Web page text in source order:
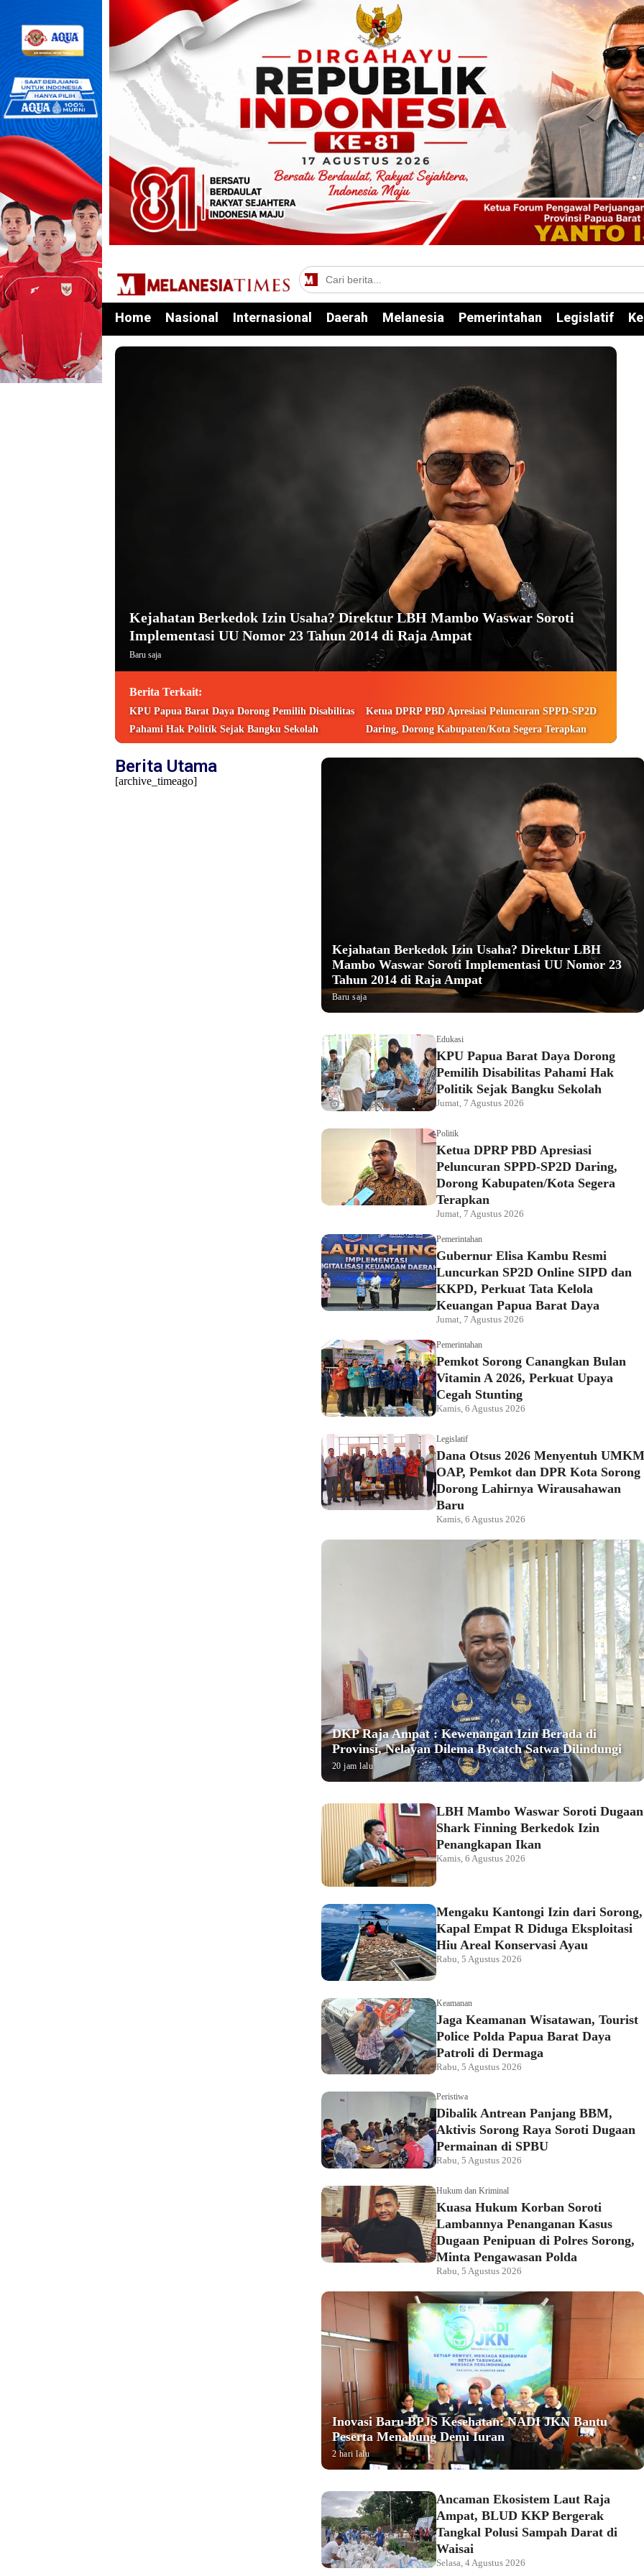
Home Nasional Internasional Daerah Melanesia Pemerintahan Legislatif
Kejahatan Berkedok Izin Usaha? Direktur LBH Mambo Waswar Soroti
Implementasi UU Nomor 23 Tahun 2014 di Raja Ampat
Baru saja
Berita Terkait:
KPU Papua Barat Daya Dorong Pemilih Disabilitas
Pahami Hak Politik Sejak Bangku Sekolah
Ketua DPRP PBD Apresiasi Peluncuran SPPD-SP2D
Daring, Dorong Kabupaten/Kota Segera Terapkan
Berita Utama
[archive_timeago]
Kejahatan Berkedok Izin Usaha? Direktur LBH
Mambo Waswar Soroti Implementasi UU Nomor 23
Tahun 2014 di Raja Ampat
Baru saja
Edukasi
KPU Papua Barat Daya Dorong
Pemilih Disabilitas Pahami Hak
Politik Sejak Bangku Sekolah
Jumat, 7 Agustus 2026
Politik
Ketua DPRP PBD Apresiasi
Peluncuran SPPD-SP2D Daring,
Dorong Kabupaten/Kota Segera
Terapkan
Jumat, 7 Agustus 2026
Pemerintahan
Gubernur Elisa Kambu Resmi
Luncurkan SP2D Online SIPD dan
KKPD, Perkuat Tata Kelola
Keuangan Papua Barat Daya
Jumat, 7 Agustus 2026
Pemerintahan
Pemkot Sorong Canangkan Bulan
Vitamin A 2026, Perkuat Upaya
Cegah Stunting
Kamis, 6 Agustus 2026
Legislatif
Dana Otsus 2026 Menyentuh UMKM
OAP, Pemkot dan DPR Kota Sorong
Dorong Lahirnya Wirausahawan
Baru
Kamis, 6 Agustus 2026
DKP Raja Ampat : Kewenangan Izin Berada di
Provinsi, Nelayan Dilema Bycatch Satwa Dilindungi
20 jam lalu
LBH Mambo Waswar Soroti Dugaan
Shark Finning Berkedok Izin
Penangkapan Ikan
Kamis, 6 Agustus 2026
Mengaku Kantongi Izin dari Sorong,
Kapal Empat R Diduga Eksploitasi
Hiu Areal Konservasi Ayau
Rabu, 5 Agustus 2026
Keamanan
Jaga Keamanan Wisatawan, Tourist
Police Polda Papua Barat Daya
Patroli di Dermaga
Rabu, 5 Agustus 2026
Peristiwa
Dibalik Antrean Panjang BBM,
Aktivis Sorong Raya Soroti Dugaan
Permainan di SPBU
Rabu, 5 Agustus 2026
Hukum dan Kriminal
Kuasa Hukum Korban Soroti
Lambannya Penanganan Kasus
Dugaan Penipuan di Polres Sorong,
Minta Pengawasan Polda
Rabu, 5 Agustus 2026
Inovasi Baru BPJS Kesehatan: NADI JKN Bantu
Peserta Menabung Demi Iuran
2 hari lalu
Ancaman Ekosistem Laut Raja
Ampat, BLUD KKP Bergerak
Tangkal Polusi Sampah Darat di
Waisai
Selasa, 4 Agustus 2026